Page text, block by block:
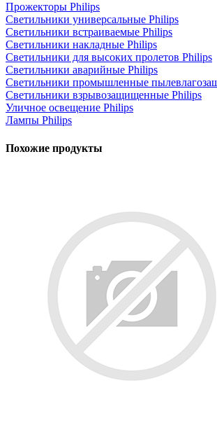
Прожекторы Philips
Светильники универсальные Philips
Светильники встраиваемые Philips
Светильники накладные Philips
Светильники для высоких пролетов Philips
Светильники аварийные Philips
Светильники промышленные
Светильники взрывозащищенные Philips
Уличное освещение Philips
Лампы Philips
Похожие продукты